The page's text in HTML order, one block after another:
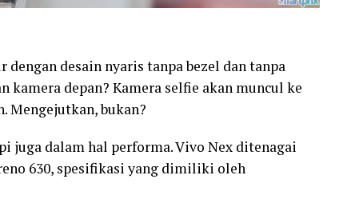
desain nyaris tanpa bezel dan tanpa
kamera depan? Kamera selfie akan muncul ke
Mengejutkan, bukan?
juga dalam hal performa. Vivo Nex ditenagai
630, spesifikasi yang dimiliki oleh